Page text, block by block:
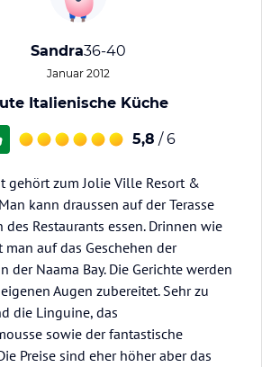
Sandra36-40
Januar 2012
Italienische Küche
5,8 / 6
gehört zum Jolie Ville Resort &
kann draussen auf der Terasse
Restaurants essen. Drinnen wie
man auf das Geschehen der
der Naama Bay. Die Gerichte werden
Augen zubereitet. Sehr zu
die Linguine, das
sowie der fantastische
Preise sind eher höher aber das